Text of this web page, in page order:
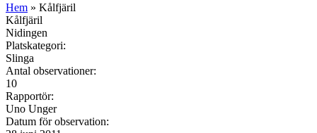
Hem » Kålfjäril
Kålfjäril
Nidingen
Platskategori:
Slinga
Antal observationer:
10
Rapportör:
Uno Unger
Datum för observation: